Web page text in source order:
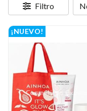
Filtro
¡NUEVO!